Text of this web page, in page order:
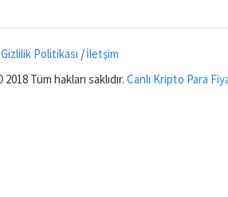
Gizlilik Politikası |İletşim
2018 Tüm hakları saklıdır. Canlı Kripto Para